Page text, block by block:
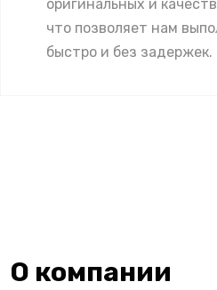
оригинальных и
что позволяет нам
быстро и без задержек.
О компании